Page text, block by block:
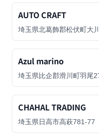
AUTO CRAFT
埼玉県北葛飾郡松伏町大
Azul marino
埼玉県比企郡滑川町羽尾
CHAHAL TRADING
埼玉県日高市高萩781-77